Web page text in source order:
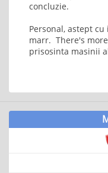
concluzie.
Personal, astept
marr. There's
prisosinta masinii